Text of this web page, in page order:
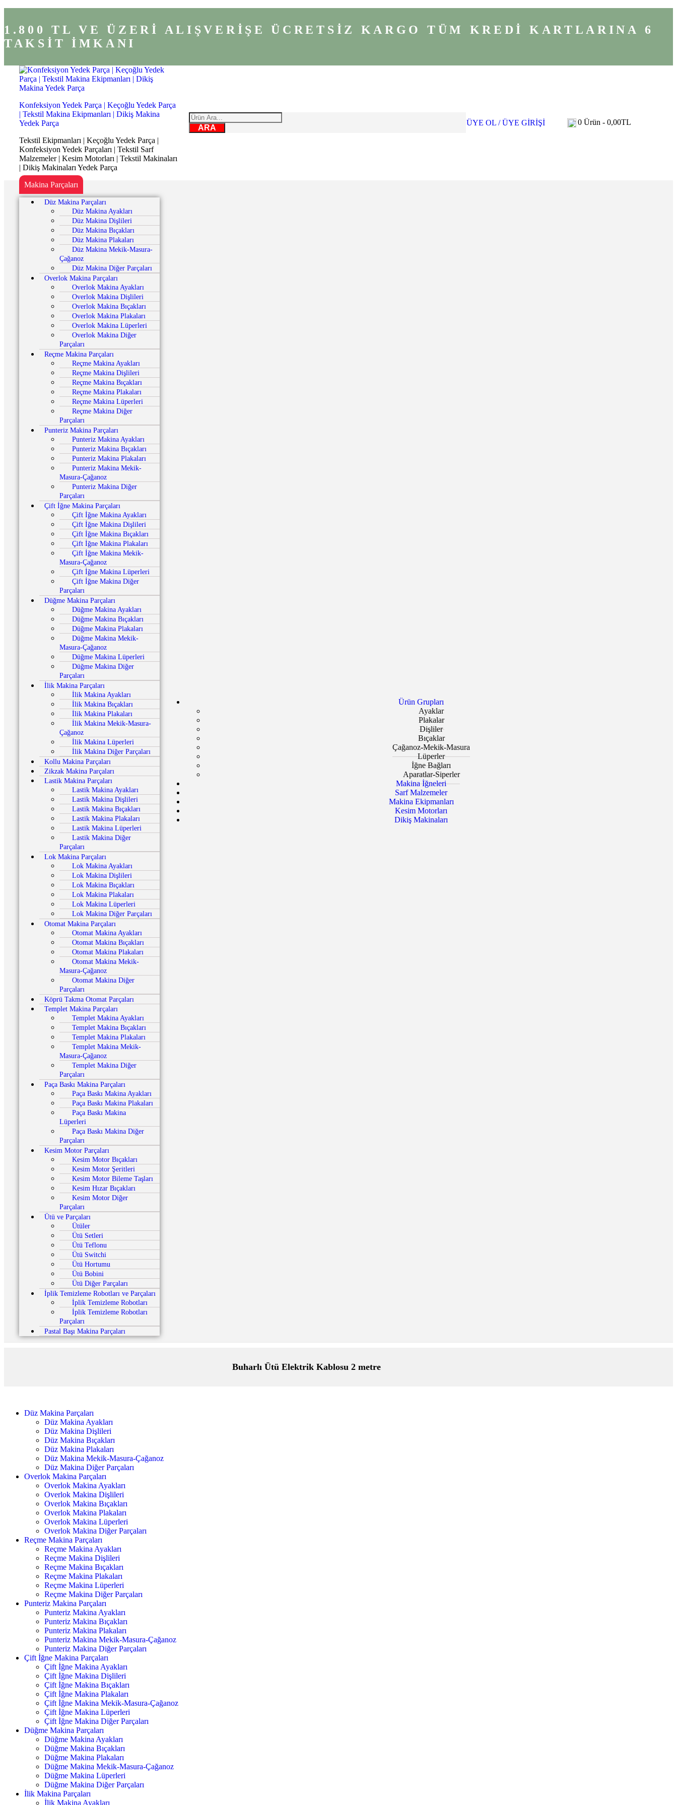
1.800 TL VE ÜZERİ ALIŞVERİŞE ÜCRETSİZ KARGO
TÜM KREDİ KARTLARINA 6
TAKSİT İMKANI
Konfeksiyon Yedek Parça | Keçoğlu Yedek Parça
| Tekstil Makina Ekipmanları | Dikiş Makina
Yedek Parça
Tekstil Ekipmanları | Keçoğlu Yedek Parça |
Konfeksiyon Yedek Parçaları | Tekstil Sarf
Malzemeler | Kesim Motorları | Tekstil Makinaları
| Dikiş Makinaları Yedek Parça
ARA
ÜYE OL / ÜYE GİRİŞİ 0Ürün - 0,00TL
Makina Parçaları
Düz Makina Parçaları
Düz Makina Ayakları
Düz Makina Dişlileri
Düz Makina Bıçakları
Düz Makina Plakaları
Düz Makina Mekik-Masura-
Çağanoz
Düz Makina Diğer Parçaları
Overlok Makina Parçaları
Overlok Makina Ayakları
Overlok Makina Dişlileri
Overlok Makina Bıçakları
Overlok Makina Plakaları
Overlok Makina Lüperleri
Overlok Makina Diğer
Parçaları
Reçme Makina Parçaları
Reçme Makina Ayakları
Reçme Makina Dişlileri
Reçme Makina Bıçakları
Reçme Makina Plakaları
Reçme Makina Lüperleri
Reçme Makina Diğer
Parçaları
Punteriz Makina Parçaları
Punteriz Makina Ayakları
Punteriz Makina Bıçakları
Punteriz Makina Plakaları
Punteriz Makina Mekik-
Masura-Çağanoz
Punteriz Makina Diğer
Parçaları
Çift İğne Makina Parçaları
Çift İğne Makina Ayakları
Çift İğne Makina Dişlileri
Çift İğne Makina Bıçakları
Çift İğne Makina Plakaları
Çift İğne Makina Mekik-
Masura-Çağanoz
Çift İğne Makina Lüperleri
Çift İğne Makina Diğer
Parçaları
Düğme Makina Parçaları
Düğme Makina Ayakları
Düğme Makina Bıçakları
Düğme Makina Plakaları
Düğme Makina Mekik-
Masura-Çağanoz
Düğme Makina Lüperleri
Düğme Makina Diğer
Parçaları
İlik Makina Parçaları
İlik Makina Ayakları
İlik Makina Bıçakları
İlik Makina Plakaları
İlik Makina Mekik-Masura-
Çağanoz
İlik Makina Lüperleri
İlik Makina Diğer Parçaları
Kollu Makina Parçaları
Zikzak Makina Parçaları
Lastik Makina Parçaları
Lastik Makina Ayakları
Lastik Makina Dişlileri
Lastik Makina Bıçakları
Lastik Makina Plakaları
Lastik Makina Lüperleri
Lastik Makina Diğer
Parçaları
Lok Makina Parçaları
Lok Makina Ayakları
Lok Makina Dişlileri
Lok Makina Bıçakları
Lok Makina Plakaları
Lok Makina Lüperleri
Lok Makina Diğer Parçaları
Otomat Makina Parçaları
Otomat Makina Ayakları
Otomat Makina Bıçakları
Otomat Makina Plakaları
Otomat Makina Mekik-
Masura-Çağanoz
Otomat Makina Diğer
Parçaları
Köprü Takma Otomat Parçaları
Templet Makina Parçaları
Templet Makina Ayakları
Templet Makina Bıçakları
Templet Makina Plakaları
Templet Makina Mekik-
Masura-Çağanoz
Templet Makina Diğer
Parçaları
Paça Baskı Makina Parçaları
Paça Baskı Makina Ayakları
Paça Baskı Makina Plakaları
Paça Baskı Makina
Lüperleri
Paça Baskı Makina Diğer
Parçaları
Kesim Motor Parçaları
Kesim Motor Bıçakları
Kesim Motor Şeritleri
Kesim Motor Bileme Taşları
Kesim Hızar Bıçakları
Kesim Motor Diğer
Parçaları
Ütü ve Parçaları
Ütüler
Ütü Setleri
Ütü Teflonu
Ütü Switchi
Ütü Hortumu
Ütü Bobini
Ütü Diğer Parçaları
İplik Temizleme Robotları ve Parçaları
İplik Temizleme Robotları
İplik Temizleme Robotları
Parçaları
Pastal Başı Makina Parçaları
Ürün Grupları
Ayaklar
Plakalar
Dişliler
Bıçaklar
Çağanoz-Mekik-Masura
Lüperler
İğne Bağları
Aparatlar-Siperler
Makina İğneleri
Sarf Malzemeler
Makina Ekipmanları
Kesim Motorları
Dikiş Makinaları
Buharlı Ütü Elektrik Kablosu 2 metre
Düz Makina Parçaları
Düz Makina Ayakları
Düz Makina Dişlileri
Düz Makina Bıçakları
Düz Makina Plakaları
Düz Makina Mekik-Masura-Çağanoz
Düz Makina Diğer Parçaları
Overlok Makina Parçaları
Overlok Makina Ayakları
Overlok Makina Dişlileri
Overlok Makina Bıçakları
Overlok Makina Plakaları
Overlok Makina Lüperleri
Overlok Makina Diğer Parçaları
Reçme Makina Parçaları
Reçme Makina Ayakları
Reçme Makina Dişlileri
Reçme Makina Bıçakları
Reçme Makina Plakaları
Reçme Makina Lüperleri
Reçme Makina Diğer Parçaları
Punteriz Makina Parçaları
Punteriz Makina Ayakları
Punteriz Makina Bıçakları
Punteriz Makina Plakaları
Punteriz Makina Mekik-Masura-Çağanoz
Punteriz Makina Diğer Parçaları
Çift İğne Makina Parçaları
Çift İğne Makina Ayakları
Çift İğne Makina Dişlileri
Çift İğne Makina Bıçakları
Çift İğne Makina Plakaları
Çift İğne Makina Mekik-Masura-Çağanoz
Çift İğne Makina Lüperleri
Çift İğne Makina Diğer Parçaları
Düğme Makina Parçaları
Düğme Makina Ayakları
Düğme Makina Bıçakları
Düğme Makina Plakaları
Düğme Makina Mekik-Masura-Çağanoz
Düğme Makina Lüperleri
Düğme Makina Diğer Parçaları
İlik Makina Parçaları
İlik Makina Ayakları